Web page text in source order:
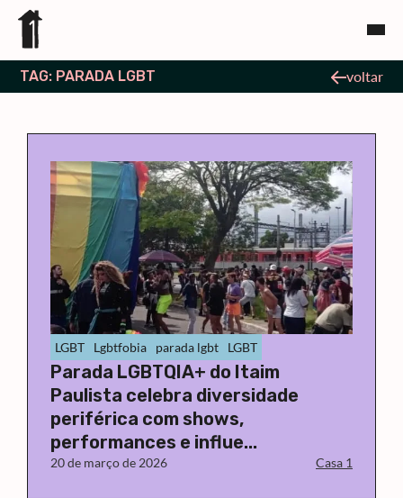
TAG: PARADA LGBT voltar
LGBT Lgbtfobia parada lgbt LGBT
Parada LGBTQIA+ do Itaim
Paulista celebra diversidade
periférica com shows,
performances e influe...
20 de março de 2026 Casa 1